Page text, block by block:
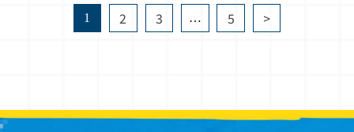
1 2 3 … 5 >